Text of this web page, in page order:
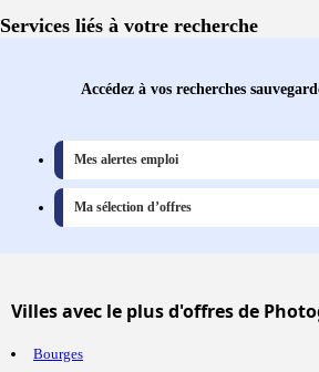
Services liés à votre recherche
Accédez à vos recherches
Mes alertes emploi
Ma sélection d’offres
Villesavec le plus d'offres de
Bourges